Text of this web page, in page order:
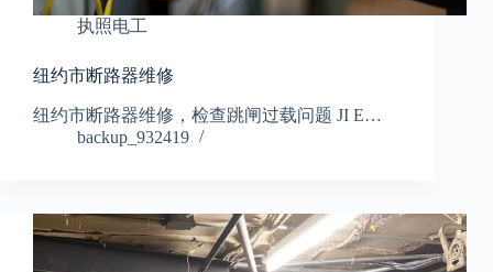
执照电工
纽约市断路器维修
纽约市断路器维修，检查跳闸过载问题 JI E…
backup_932419